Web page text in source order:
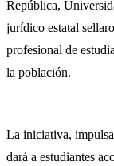
República,
jurídico estatal
profesional de
la población.
La iniciativa,
dará a estudiantes